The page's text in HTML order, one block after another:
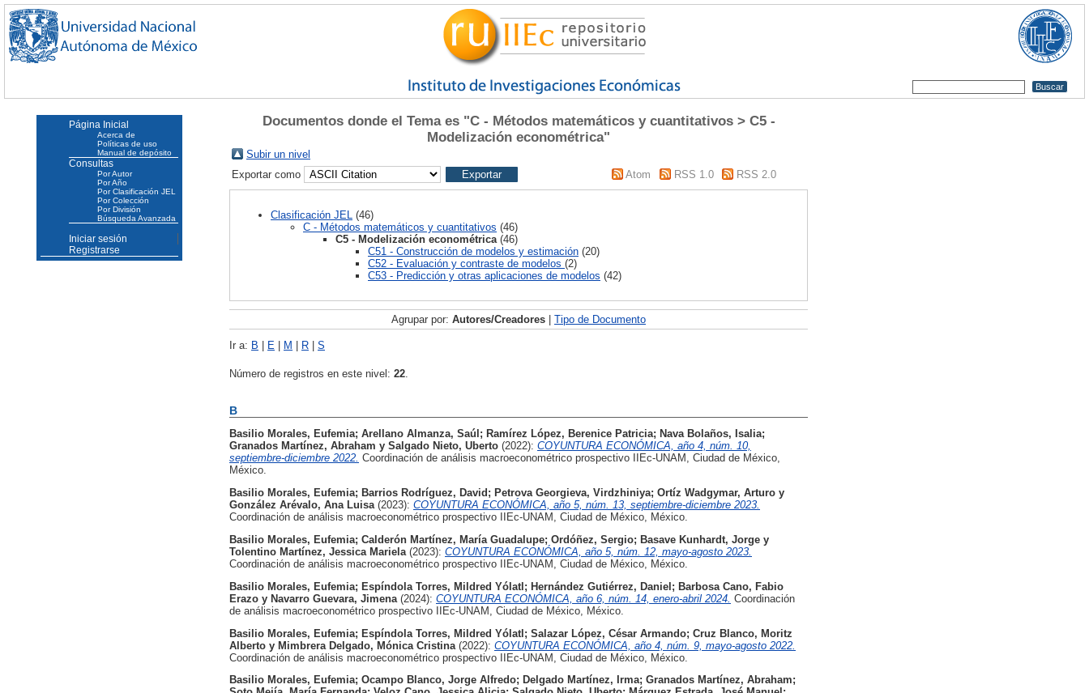
Documentos donde el Tema es "C - Métodos matemáticos y cuantitativos > C5 -
Modelización econométrica"
Subir un nivel
Exportar como
Atom RSS 1.0 RSS 2.0
Clasificación JEL
(46)
C - Métodos matemáticos y cuantitativos (46)
C5 - Modelización econométrica (46)
C51 - Construcción de modelos y estimación (20)
C52 - Evaluación y contraste de modelos (2)
C53 - Predicción y otras aplicaciones de modelos (42)
Agrupar por: Autores/Creadores | Tipo de Documento
Ir a: B | E | M | R | S
Número de registros en este nivel: 22
B
Basilio Morales, Eufemia; Arellano Almanza, Saúl ; Ramírez López, Berenice Patricia; Nava Bolaños, Isalia;
Granados Martínez, Abraham y Salgado Nieto, Uberto (2022): COYUNTURA ECONÓMICA, año 4, núm. 10,
septiembre-diciembre 2022. Coordinación de análisis macroeconométrico prospectivo IIEc-UNAM, Ciudad de México,
México.
Basilio Morales, Eufemia; Barrios Rodríguez, David ; Petrova Georgieva, Virdzhiniya; Ortíz Wadgymar, Arturo y
González Arévalo, Ana Luisa (2023): COYUNTURA ECONÓMICA, año 5, núm. 13, septiembre-diciembre 2023.
Coordinación de análisis macroeconométrico prospectivo IIEc-UNAM, Ciudad de México, México.
Basilio Morales, Eufemia; Calderón Martínez, María Guadalupe; Ordóñez, Sergio; Basave Kunhardt, Jorge y
Tolentino Martínez, Jessica Mariela (2023): COYUNTURA ECONÓMICA, año 5, núm. 12, mayo-agosto 2023.
Coordinación de análisis macroeconométrico prospectivo IIEc-UNAM, Ciudad de México, México.
Basilio Morales, Eufemia; Espíndola Torres, Mildred Yólatl ; Hernández Gutiérrez, Daniel ; Barbosa Cano, Fabio
Erazo y Navarro Guevara, Jimena (2024): COYUNTURA ECONÓMICA, año 6, núm. 14, enero-abril 2024. Coordinación
de análisis macroeconométrico prospectivo IIEc-UNAM, Ciudad de México, México.
Basilio Morales, Eufemia; Espíndola Torres, Mildred Yólatl; Salazar López, César Armando; Cruz Blanco, Moritz
Alberto y Mimbrera Delgado, Mónica Cristina (2022): COYUNTURA ECONÓMICA, año 4, núm. 9, mayo-agosto 2022.
Coordinación de análisis macroeconométrico prospectivo IIEc-UNAM, Ciudad de México, México.
Basilio Morales, Eufemia; Ocampo Blanco, Jorge Alfredo; Delgado Martínez, Irma; Granados Martínez, Abraham;
Página Inicial
Acerca de
Políticas de uso
Manual de depósito
Consultas
Por Autor
Por Año
Por Clasificación JEL
Por Colección
Por División
Búsqueda Avanzada
Iniciar sesión
Registrarse